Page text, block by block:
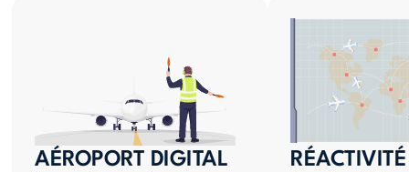
AÉROPORT DIGITAL RÉACTIVITÉ